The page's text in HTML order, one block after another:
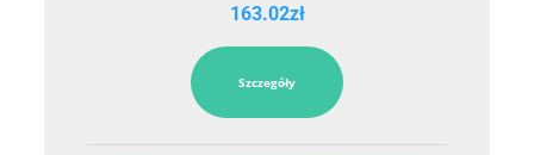
163.02zł
Szczegóły